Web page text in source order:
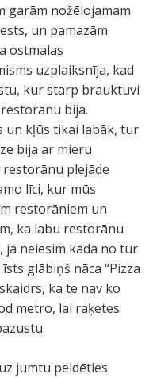
garām nožēlojamam
un pamazām
ostmalas
uzplaiksnīja, kad
kur starp brauktuvi
bija.
un kļūs tikai labāk, tur
bija ar mieru
restorānu plejāde
līci, kur mūs
restorāniem un
ka labu restorānu
ja neiesim kādā no tur
glābiņš nāca “Pizza
ka te nav ko
metro, lai raķetes
jumtu peldēties